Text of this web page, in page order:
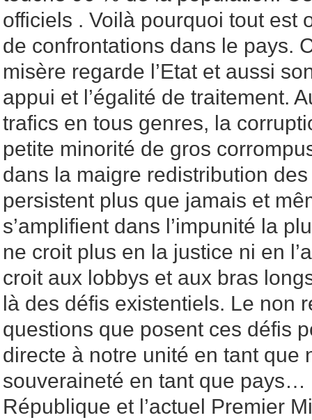
officiels . Voilà pourquoi tout est
de confrontations dans le pays.
misère regarde l’Etat et aussi
appui et l’égalité de traitement.
trafics en tous genres, la
petite minorité de gros
dans la maigre redistribution
persistent plus que jamais et
s’amplifient dans l’impunité la
ne croit plus en la justice ni en
croit aux lobbys et aux bras
là des défis existentiels. Le non
questions que posent ces défis
directe à notre unité en tant que
souveraineté en tant que pays…
République et l’actuel Premier